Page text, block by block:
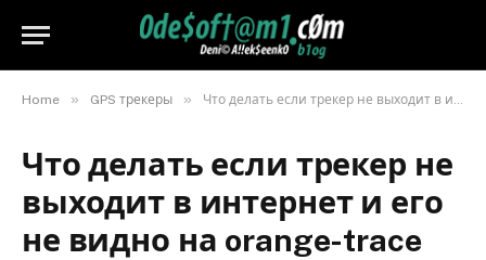
Home » GPS трекеры » Что делать если трекер не выходит в интернет и его не видно на orange-trace
Что делать если трекер не
выходит в интернет и его
не видно на orange-trace